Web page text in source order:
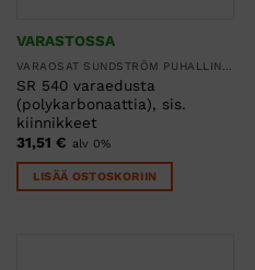
VARASTOSSA
SR 540 varaedusta
(polykarbonaattia), sis.
kiinnikkeet
31,51 € alv 0%
LISÄÄ OSTOSKORIIN